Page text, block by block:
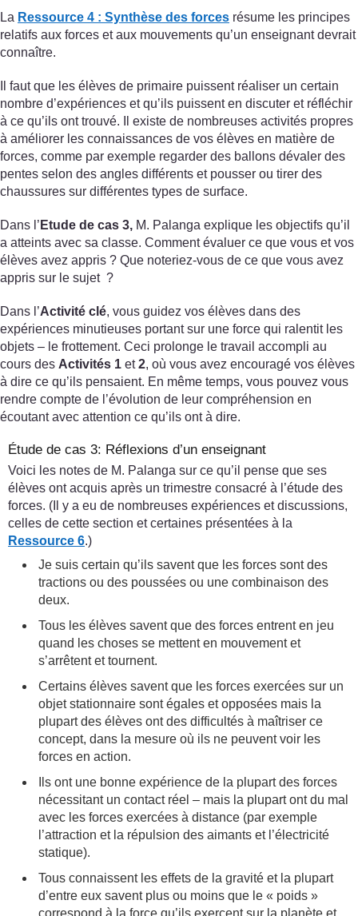
La Ressource 4 : Synthèse des forces résume les principes
relatifs aux forces et aux mouvements qu’un enseignant devrait
connaître.
Il faut que les élèves de primaire puissent réaliser un certain
nombre d’expériences et qu’ils puissent en discuter et réfléchir
à ce qu’ils ont trouvé. Il existe de nombreuses activités propres
à améliorer les connaissances de vos élèves en matière de
forces, comme par exemple regarder des ballons dévaler des
pentes selon des angles différents et pousser ou tirer des
chaussures sur différentes types de surface.
Dans l’ Etude de cas 3, M. Palanga explique les objectifs qu’il
a atteints avec sa classe. Comment évaluer ce que vous et vos
élèves avez appris ? Que noteriez-vous de ce que vous avez
appris sur le sujet ?
Dans l’Activité clé, vous guidez vos élèves dans des
expériences minutieuses portant sur une force qui ralentit les
objets – le frottement. Ceci prolonge le travail accompli au
cours des Activités 1 et2, où vous avez encouragé vos élèves
à dire ce qu’ils pensaient. En même temps, vous pouvez vous
rendre compte de l’évolution de leur compréhension en
écoutant avec attention ce qu’ils ont à dire.
Étude de cas 3: Réflexions d’un enseignant
Voici les notes de M. Palanga sur ce qu’il pense que ses
élèves ont acquis après un trimestre consacré à l’étude des
forces. (Il y a eu de nombreuses expériences et discussions,
celles de cette section et certaines présentées à la
Ressource 6.)
Je suis certain qu’ils savent que les forces sont des
tractions ou des poussées ou une combinaison des
deux.
Tous les élèves savent que des forces entrent en jeu
quand les choses se mettent en mouvement et
s’arrêtent et tournent.
Certains élèves savent que les forces exercées sur un
objet stationnaire sont égales et opposées mais la
plupart des élèves ont des difficultés à maîtriser ce
concept, dans la mesure où ils ne peuvent voir les
forces en action.
Ils ont une bonne expérience de la plupart des forces
nécessitant un contact réel – mais la plupart ont du mal
avec les forces exercées à distance (par exemple
l’attraction et la répulsion des aimants et l’électricité
statique).
Tous connaissent les effets de la gravité et la plupart
d’entre eux savent plus ou moins que le « poids »
correspond à la force qu’ils exercent sur la planète et